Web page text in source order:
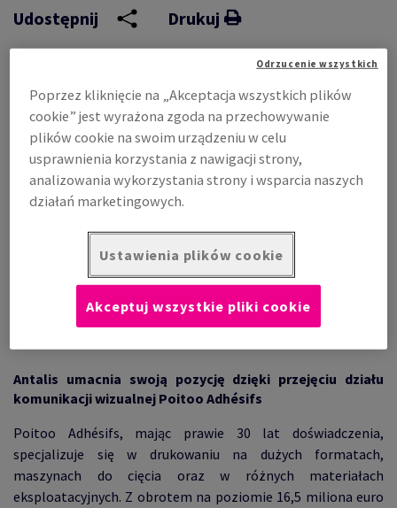
PRAKTYCE ESG
Udostępnij
Drukuj
Antalis, europejski lider w dystrybucji papieru, opakowań i
rozwiązań z zakresu komunikacji wizualnej, ogłasza przejęcie
działalności prowadzonej przez firmę Poitoo Adhésifs,
jednego z kluczowych graczy na francuskim rynku rozwiązań
komunikacji wizualnej. Przejęcie to stanowi część działań
wizualnej we Francji.
Antalis umacnia swoją pozycję dzięki przejęciu działu
komunikacji wizualnej Poitoo Adhésifs
Poitoo Adhésifs, mając prawie 30 lat doświadczenia,
specjalizuje się w drukowaniu na dużych formatach,
maszynach do cięcia oraz w różnych materiałach
eksploatacyjnych. Z obrotem na poziomie 16,5 miliona euro
Poprzez kliknięcie na „Akceptacja wszystkich plików
cookie” jest wyrażona zgoda na przechowywanie
plików cookie na swoim urządzeniu w celu
usprawnienia korzystania z nawigacji strony,
analizowania wykorzystania strony i wsparcia naszych
działań marketingowych.
Ustawienia plików cookie
Odrzucenie wszystkich
Akceptuj wszystkie pliki cookie